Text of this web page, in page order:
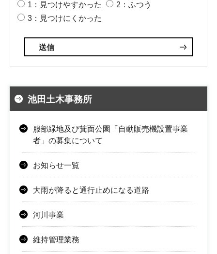
1：見つけやすかった
2：ふつう
3：見つけにくかった
池田土木事務所
服部緑地及び箕面公園「自動販売機設置事業
者」の募集について
お知らせ一覧
大雨が降ると通行止めになる道路
河川事業
維持管理業務